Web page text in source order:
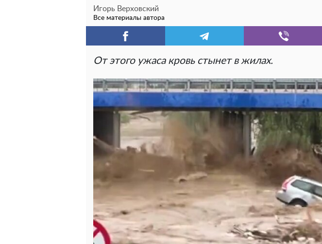
Игорь Верховский
Все материалы автора
От этого ужаса кровь стынет в жилах.